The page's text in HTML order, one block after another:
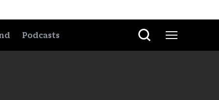
Podcasts